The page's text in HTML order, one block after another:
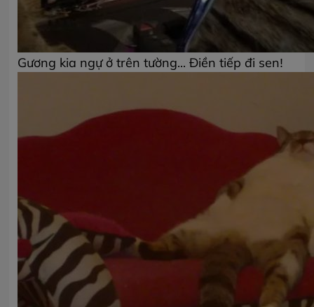
Gương kia ngự ở trên tường... Điền tiếp đi sen!